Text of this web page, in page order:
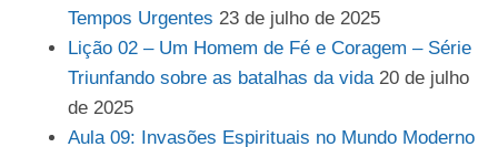
Tempos Urgentes 23 de julho de 2025
Lição 02 – Um Homem de Fé e Coragem – Série
Triunfando sobre as batalhas da vida 20 de julho
de 2025
Aula 09: Invasões Espirituais no Mundo Moderno